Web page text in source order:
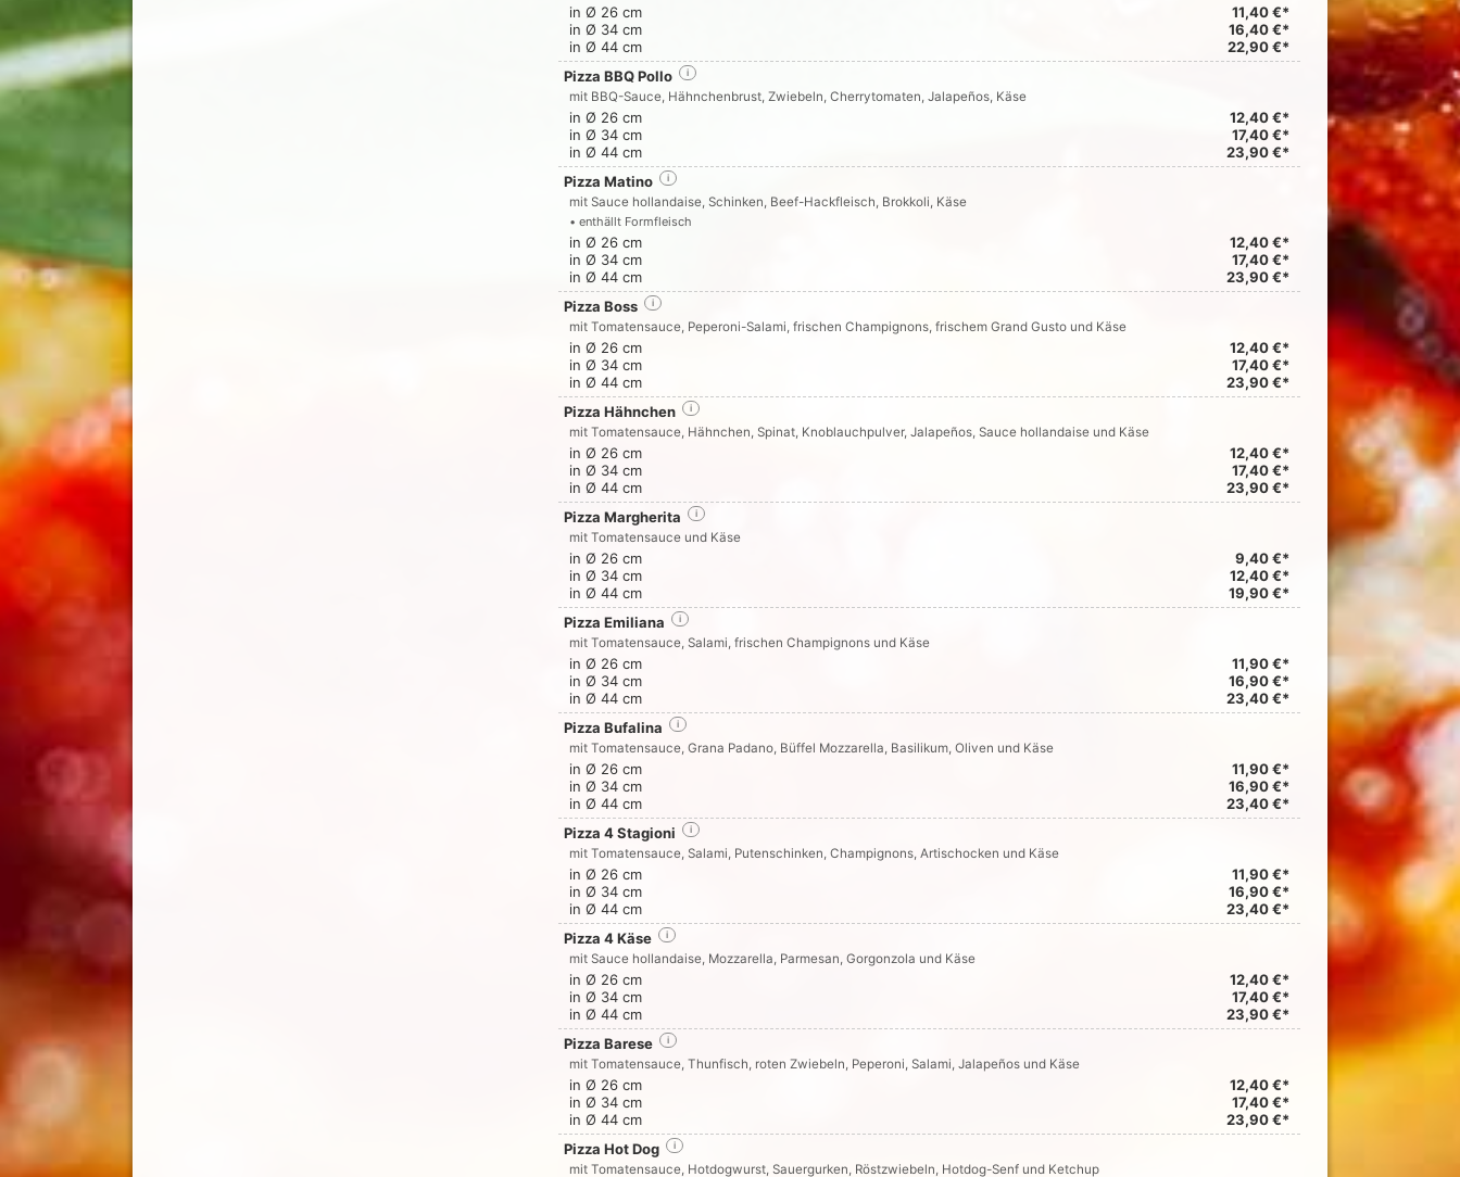
in Ø 26 cm
11,40 €*
in Ø 34 cm
16,40 €*
in Ø 44 cm
22,90 €*
Pizza BBQ Pollo
i
mit BBQ-Sauce, Hähnchenbrust, Zwiebeln, Cherrytomaten, Jalapeños, Käse
in Ø 26 cm
12,40 €*
in Ø 34 cm
17,40 €*
in Ø 44 cm
23,90 €*
Pizza Matino
i
mit Sauce hollandaise, Schinken, Beef-Hackfleisch, Brokkoli, Käse
• enthällt Formfleisch
in Ø 26 cm
12,40 €*
in Ø 34 cm
17,40 €*
in Ø 44 cm
23,90 €*
Pizza Boss
i
mit Tomatensauce, Peperoni-Salami, frischen Champignons, frischem Grand Gusto und Käse
in Ø 26 cm
12,40 €*
in Ø 34 cm
17,40 €*
in Ø 44 cm
23,90 €*
Pizza Hähnchen
i
mit Tomatensauce, Hähnchen, Spinat, Knoblauchpulver, Jalapeños, Sauce hollandaise und Käse
in Ø 26 cm
12,40 €*
in Ø 34 cm
17,40 €*
in Ø 44 cm
23,90 €*
Pizza Margherita
i
mit Tomatensauce und Käse
in Ø 26 cm
9,40 €*
in Ø 34 cm
12,40 €*
in Ø 44 cm
19,90 €*
Pizza Emiliana
i
mit Tomatensauce, Salami, frischen Champignons und Käse
in Ø 26 cm
11,90 €*
in Ø 34 cm
16,90 €*
in Ø 44 cm
23,40 €*
Pizza Bufalina
i
mit Tomatensauce, Grana Padano, Büffel Mozzarella, Basilikum, Oliven und Käse
in Ø 26 cm
11,90 €*
in Ø 34 cm
16,90 €*
in Ø 44 cm
23,40 €*
Pizza 4 Stagioni
i
mit Tomatensauce, Salami, Putenschinken, Champignons, Artischocken und Käse
in Ø 26 cm
11,90 €*
in Ø 34 cm
16,90 €*
in Ø 44 cm
23,40 €*
Pizza 4 Käse
i
mit Sauce hollandaise, Mozzarella, Parmesan, Gorgonzola und Käse
in Ø 26 cm
12,40 €*
in Ø 34 cm
17,40 €*
in Ø 44 cm
23,90 €*
Pizza Barese
i
mit Tomatensauce, Thunfisch, roten Zwiebeln, Peperoni, Salami, Jalapeños und Käse
in Ø 26 cm
12,40 €*
in Ø 34 cm
17,40 €*
in Ø 44 cm
23,90 €*
Pizza Hot Dog
i
mit Tomatensauce, Hotdogwurst, Sauergurken, Röstzwiebeln, Hotdog-Senf und Ketchup